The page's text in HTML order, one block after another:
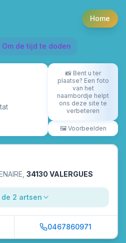
Home
Om de tijd te doden
📸 Bent u ter
plaatse? Een foto
van het
naambordje helpt
ons deze site te
verbeteren
🖼️ Voorbeelden
34130 VALERGUES
de 2 artsen
0467860971